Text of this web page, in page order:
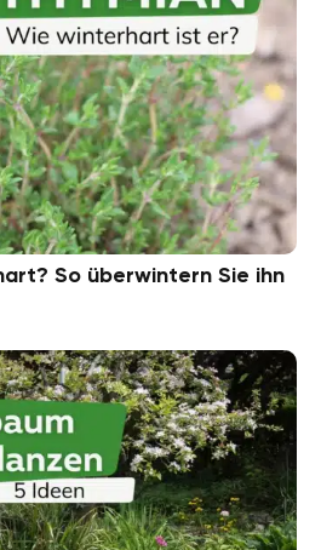
So überwintern Sie ihn